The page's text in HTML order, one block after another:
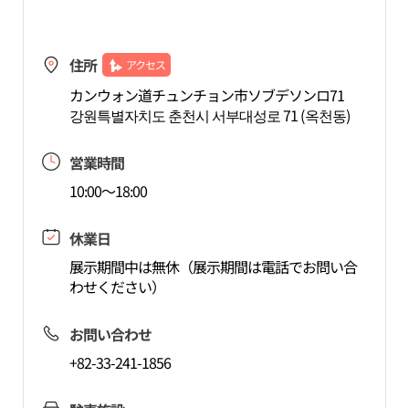
住所 アクセス
カンウォン道チュンチョン市ソブデソンロ71
강원특별자치도 춘천시 서부대성로 71 (옥천동)
営業時間
10:00～18:00
休業日
展示期間中は無休（展示期間は電話でお問い合
わせください）
お問い合わせ
+82-33-241-1856